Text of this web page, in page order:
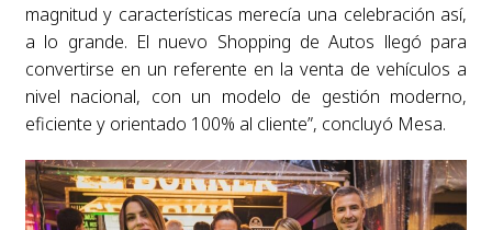
magnitud y características merecía una celebración así,
a lo grande. El nuevo Shopping de Autos llegó para
convertirse en un referente en la venta de vehículos a
nivel nacional, con un modelo de gestión moderno,
eficiente y orientado 100% al cliente”, concluyó Mesa.